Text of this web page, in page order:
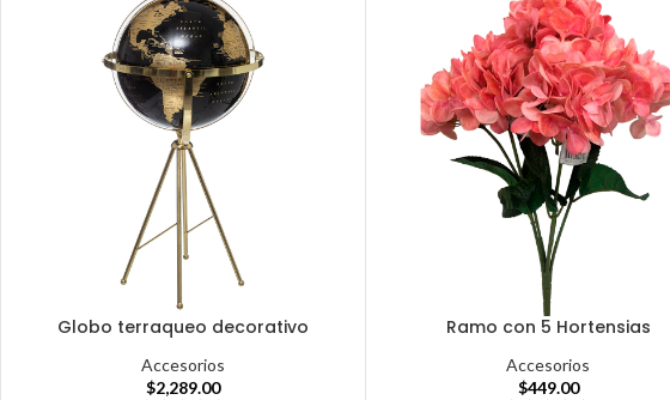
Globo terraqueo decorativo
Accesorios
$2,289.00
Ramo con 5 Hortensias
Accesorios
$449.00